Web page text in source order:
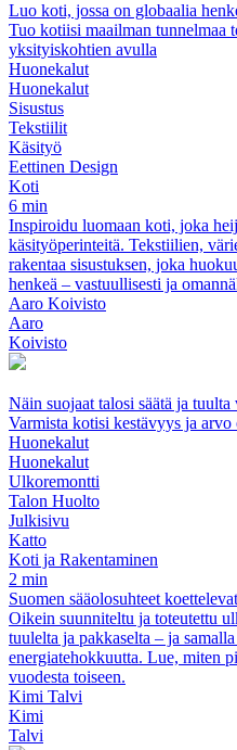
Luo koti, jossa on globaalia
Tuo kotiisi maailman tunnelmaa
yksityiskohtien avulla
Huonekalut
Huonekalut
Sisustus
Tekstiilit
Käsityö
Eettinen Design
Koti
6 min
Inspiroidu luomaan koti, joka
käsityöperinteitä. Tekstiilien,
rakentaa sisustuksen, joka
henkeä – vastuullisesti ja
Aaro Koivisto
Aaro
Koivisto
Näin suojaat talosi säätä ja
Varmista kotisi kestävyys ja
Huonekalut
Huonekalut
Ulkoremontti
Talon Huolto
Julkisivu
Katto
Koti ja Rakentaminen
2 min
Suomen sääolosuhteet
Oikein suunniteltu ja toteutettu
tuulelta ja pakkaselta – ja
energiatehokkuutta. Lue, miten
vuodesta toiseen.
Kimi Talvi
Kimi
Talvi